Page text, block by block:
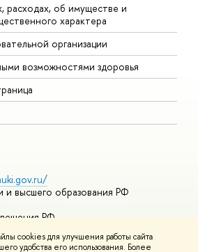
cookies для улучшения работы сайта
удобства его использования. Более
расходах, об имуществе и
характера
организации
возможностями здоровья
и высшего образования РФ
РФ
mooc
онлайн-курсы